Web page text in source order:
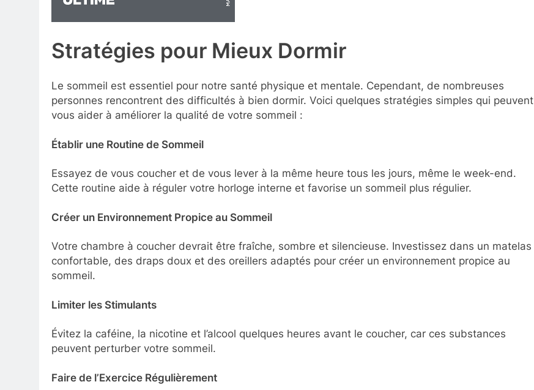
Stratégies pour Mieux Dormir
Le sommeil est essentiel pour notre santé physique et mentale. Cependant, de nombreuses
personnes rencontrent des difficultés à bien dormir. Voici quelques stratégies simples qui peuvent
vous aider à améliorer la qualité de votre sommeil :
Établir une Routine de Sommeil
Essayez de vous coucher et de vous lever à la même heure tous les jours, même le week-end.
Cette routine aide à réguler votre horloge interne et favorise un sommeil plus régulier.
Créer un Environnement Propice au Sommeil
Votre chambre à coucher devrait être fraîche, sombre et silencieuse. Investissez dans un matelas
confortable, des draps doux et des oreillers adaptés pour créer un environnement propice au
sommeil.
Limiter les Stimulants
Évitez la caféine, la nicotine et l’alcool quelques heures avant le coucher, car ces substances
peuvent perturber votre sommeil.
Faire de l’Exercice Régulièrement